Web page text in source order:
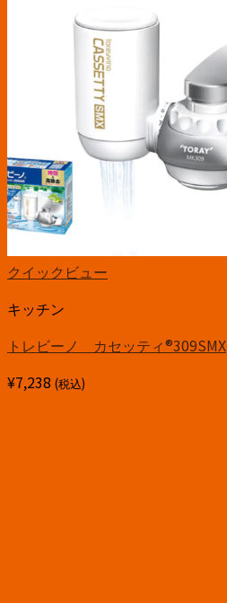
クイックビュー
キッチン
トレビーノ カセッティ®309SMX
¥7,238 (税込)